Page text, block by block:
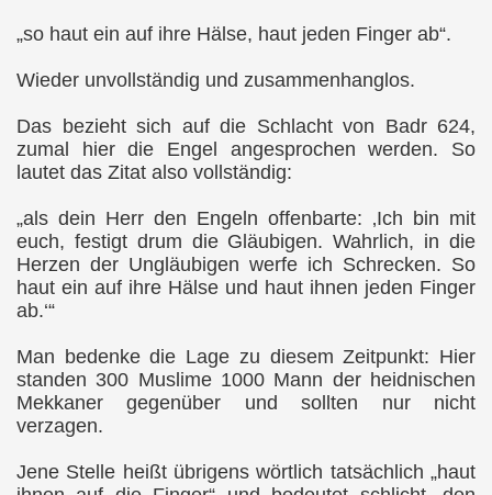
„so haut ein auf ihre Hälse, haut jeden Finger ab“.
Wieder unvollständig und zusammenhanglos.
Das bezieht sich auf die Schlacht von Badr 624,
zumal hier die Engel angesprochen werden. So
lautet das Zitat also vollständig:
„als dein Herr den Engeln offenbarte: ‚Ich bin mit
euch, festigt drum die Gläubigen. Wahrlich, in die
Herzen der Ungläubigen werfe ich Schrecken. So
haut ein auf ihre Hälse und haut ihnen jeden Finger
ab.‘“
Man bedenke die Lage zu diesem Zeitpunkt: Hier
standen 300 Muslime 1000 Mann der heidnischen
Mekkaner gegenüber und sollten nur nicht
verzagen.
Jene Stelle heißt übrigens wörtlich tatsächlich „haut